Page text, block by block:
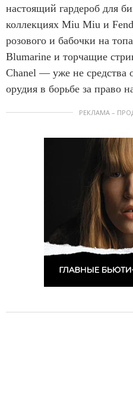
настоящий гардероб для
коллекциях Miu Miu и
розового и бабочки на
Blumarine и торчащие
Chanel — уже не средства
орудия в борьбе за право
РЕКЛАМА –